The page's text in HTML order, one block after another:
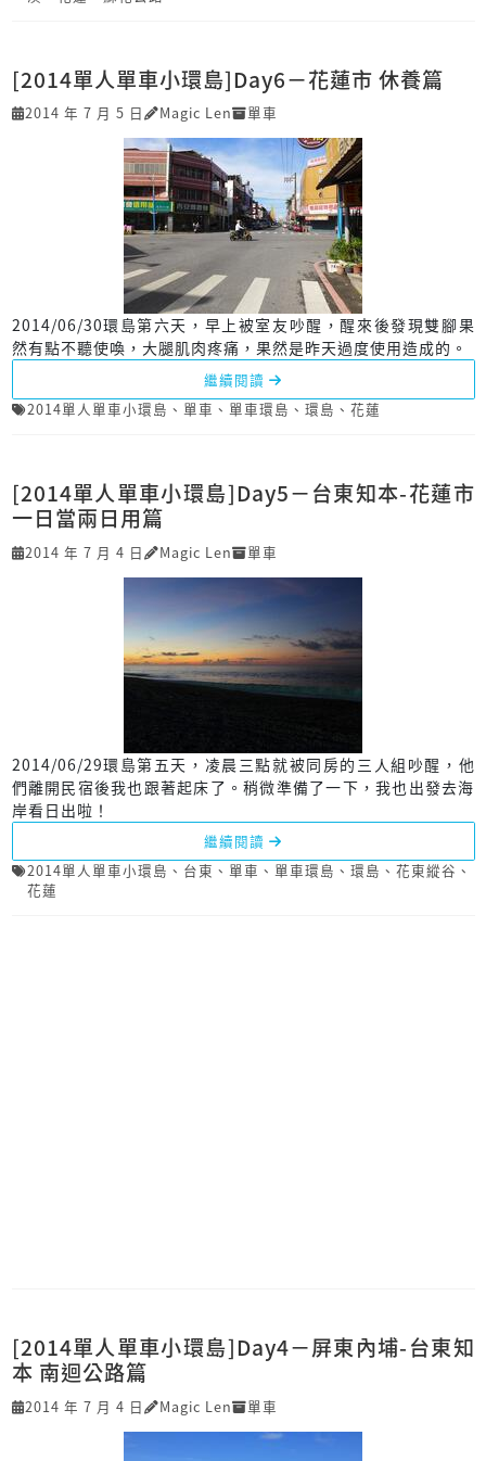
[2014單人單車小環島]Day6－花蓮市 休養篇
2014 年 7 月 5 日 Magic Len 單車
2014/06/30環島第六天，早上被室友吵醒，醒來後發現雙腳果
然有點不聽使喚，大腿肌肉疼痛，果然是昨天過度使用造成的。
繼續閱讀
2014單人單車小環島 、 單車 、 單車環島 、 環島 、 花蓮
[2014單人單車小環島]Day5－台東知本-花蓮市
一日當兩日用篇
2014 年 7 月 4 日 Magic Len 單車
2014/06/29環島第五天，凌晨三點就被同房的三人組吵醒，他
們離開民宿後我也跟著起床了。稍微準備了一下，我也出發去海
岸看日出啦！
繼續閱讀
2014單人單車小環島 、 台東 、 單車 、 單車環島 、 環島 、 花東縱谷 、
花蓮
[2014單人單車小環島]Day4－屏東內埔-台東知
本 南迴公路篇
2014 年 7 月 4 日 Magic Len 單車